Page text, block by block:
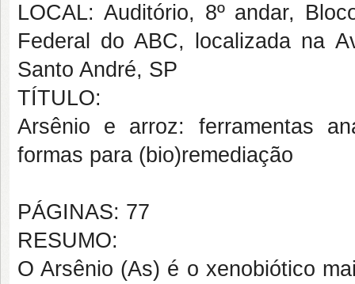
LOCAL: Auditório, 8º andar,
Federal do ABC, localizada na
Santo André, SP
TÍTULO:
Arsênio e arroz: ferramentas
formas para (bio)remediação
PÁGINAS: 77
RESUMO:
O Arsênio (As) é o xenobiótico